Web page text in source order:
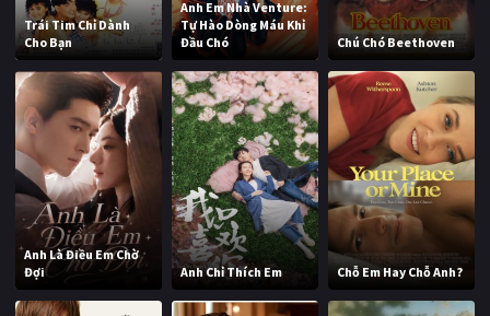
Trái Tim Chỉ Dành
Cho Bạn
Anh Em Nhà Venture:
Tự Hào Dòng Máu Khỉ
Đầu Chó
Chú Chó Beethoven
Anh Là Điều Em Chờ
Đợi
Anh Chỉ Thích Em Chỗ Em Hay Chỗ Anh?